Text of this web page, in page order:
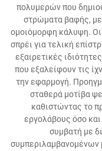
πολυμερών που
στρώματα βαφής,
ομοιόμορφη κάλυψη. Οι
σπρέι για τελική
εξαιρετικές
που εξαλείφουν τις
την εφαρμογή.
σταθερά μοτίβα
καθιστώντας το
εργολάβους όσο και
συμβατή με
συμπεριλαμβανομένων